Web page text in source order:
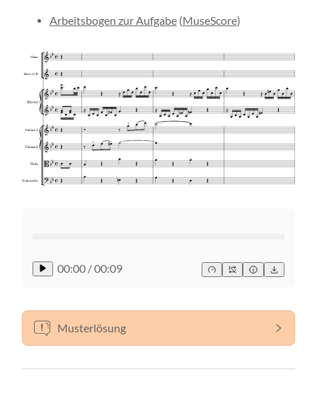
Arbeitsbogen zur Aufgabe(MuseScore)
00:00 /00:09
Musterlösung